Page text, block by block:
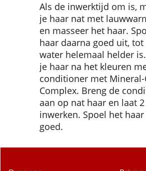
Als de inwerktijd om is,
je haar nat met
en masseer het haar.
haar daarna goed uit, tot
water helemaal helder
je haar na het kleuren
conditioner met Mineral-
Complex. Breng de
aan op nat haar en laat
inwerken. Spoel het
goed.